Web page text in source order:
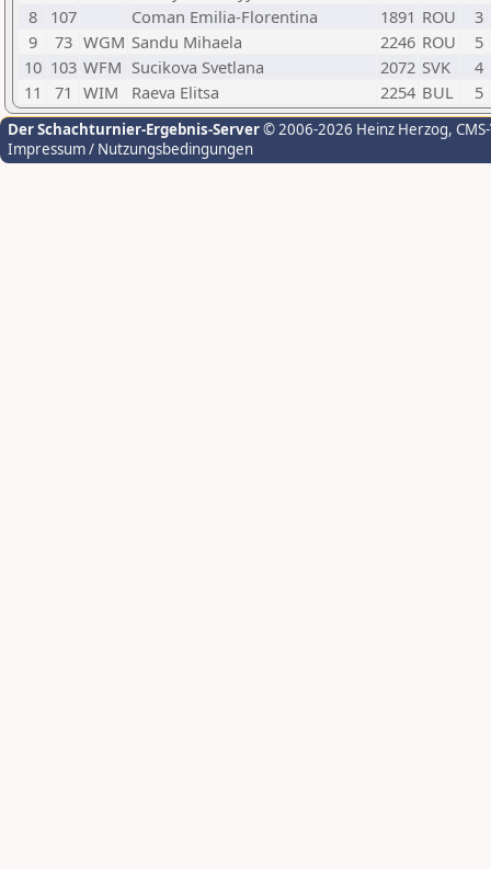
8
107 Coman Emilia-Florentina 1891 ROU
3
9
73 WGM Sandu Mihaela 2246 ROU
5
10 103 WFM Sucikova Svetlana 2072 SVK
4
11
71 WIM Raeva Elitsa 2254 BUL 5
Der Schachturnier-Ergebnis-Server© 2006-2026 Heinz Herzog,
Impressum / Nutzungsbedingungen